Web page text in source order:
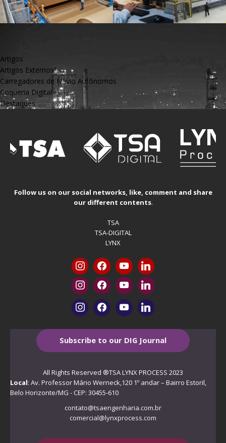
Artigos
Artigos Externos
Carregadores de Navio Autônomos
Coqueria Digital
Destaques
Follow us on our social networks, like, comment and share
our different contents.
TSA
TSA-DIGITAL
LYNX
Subscribe to our DIG Journal
All Rights Reserved ®TSA LYNX PROCESS 2023
Local: Av. Professor Mário Werneck,120 1º andar – Bairro Estoril,
Belo Horizonte/MG - CEP: 30455-610
contato@tsaengenharia.com.br
comercial@lynxprocess.com